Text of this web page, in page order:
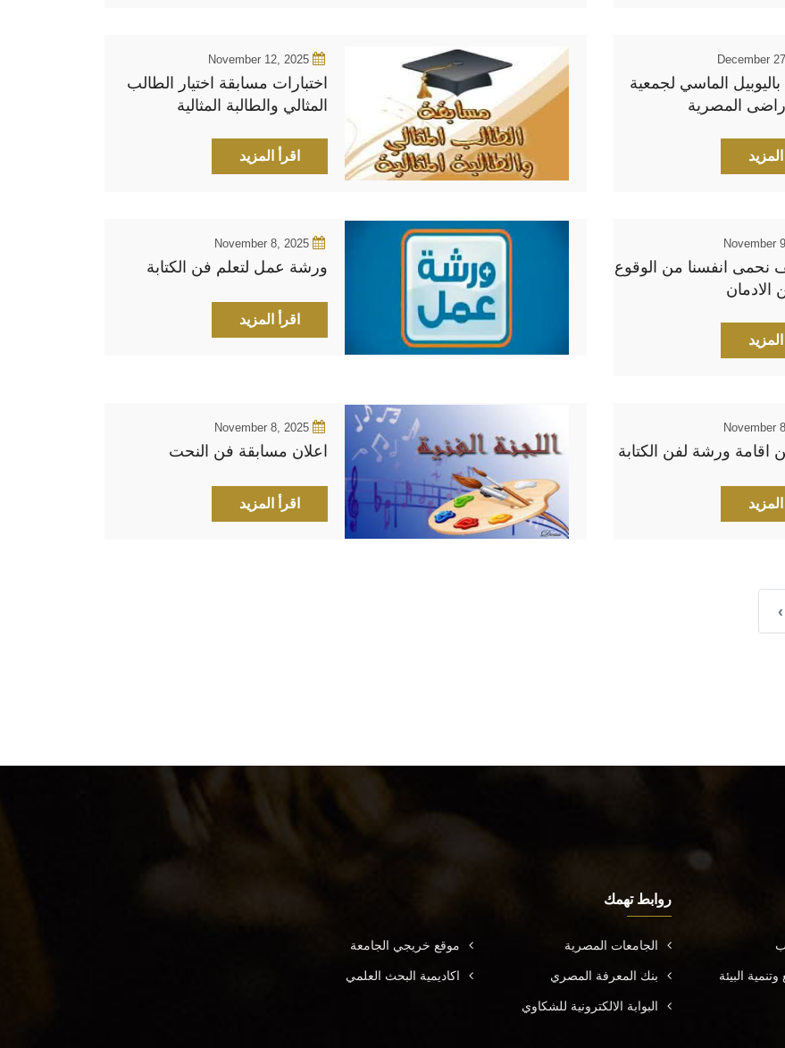
December
باليوبيل الماسي لجمعية
المصرية
المزيد
November 12, 2025
اختبارات مسابقة اختيار الطالب
المثالي والطالبة المثالية
اقرأ المزيد
November
نحمى انفسنا من الوقوع
الادمان
المزيد
November 8, 2025
ورشة عمل لتعلم فن الكتابة
اقرأ المزيد
November
اقامة ورشة لفن الكتابة
المزيد
November 8, 2025
اعلان مسابقة فن النحت
اقرأ المزيد
‹
البيئة
روابط تهمك
الجامعات المصرية موقع خريجي الجامعة
بنك المعرفة المصري اكاديمية البحث العلمي
البوابة الالكترونية للشكاوي